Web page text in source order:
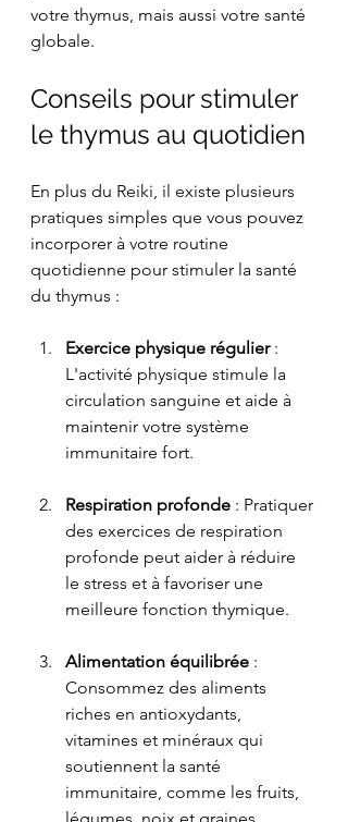
votre thymus, mais aussi votre santé
globale.
Conseils pour stimuler
le thymus au quotidien
En plus du Reiki, il existe plusieurs
pratiques simples que vous pouvez
incorporer à votre routine
quotidienne pour stimuler la santé
du thymus :
Exercice physique régulier :
L'activité physique stimule la
circulation sanguine et aide à
maintenir votre système
immunitaire fort.
Respiration profonde : Pratiquer
des exercices de respiration
profonde peut aider à réduire
le stress et à favoriser une
meilleure fonction thymique.
Alimentation équilibrée :
Consommez des aliments
riches en antioxydants,
vitamines et minéraux qui
soutiennent la santé
immunitaire, comme les fruits,
légumes, noix et graines.